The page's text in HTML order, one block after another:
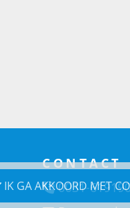
IK GA AKKOORD MET
CONTACT
0031-